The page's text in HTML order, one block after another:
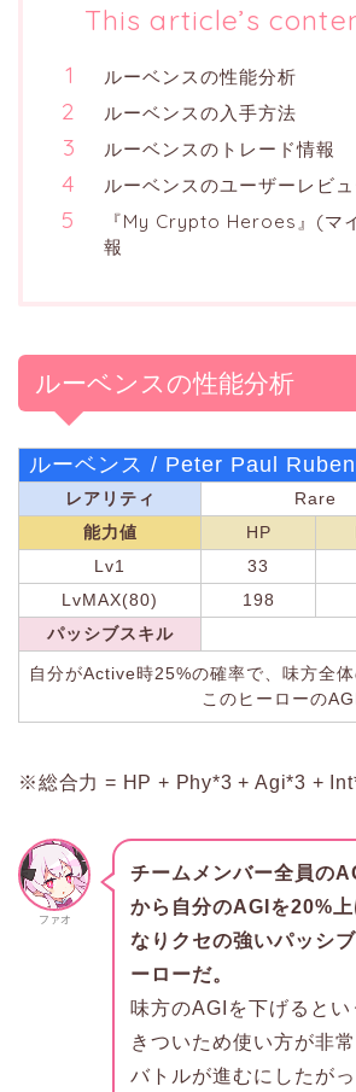
This article’s
ルーベンスの性能分析
ルーベンスの入手方法
ルーベンスのトレード情報
ルーベンスのユーザーレビ
『My Crypto Heroes』(マ
報
ルーベンスの性能分析
ルーベンス / Peter Paul
レアリティ Rare
能力値
HP
Lv1
33
LvMAX(80)
198
パッシブスキル
自分がActive時25%の確率で、味方全
このヒーローの
※総合力 = HP + Phy*3 + Agi*3 +
ファオ
チームメンバー全員の
から自分のAGIを20%
なりクセの強いパッシ
ーローだ。
味方のAGIを下げると
きついため使い方が非常
バトルが進むにしたが